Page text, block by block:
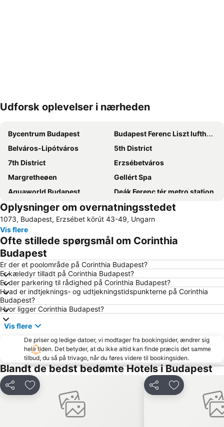
Udvid kort
Udforsk oplevelser i nærheden
Bycentrum Budapest
Budapest Ferenc Liszt lufthavn
Belváros-Lipótváros
5th District
7th District
Erzsébetváros
Margretheøen
Gellért Spa
Aquaworld Budapest
Deák Ferenc tér metro station
Keleti togstation
6th District
Váci utca
Buda Slot
Budapest Christmas Market
Széchenyi Spa
Det Ungarske Parlament
Hungaroring
Astoria metro station
Den Ungarske Statsopera
Chain Bridge
Buda Castle
Blaha Lujza tér metro station
Puskás Ferenc stadion
Ferencváros
8th District
Formula 1 Hungarian Grand Prix
Erzsebet Square
Easter Market on Vörösmarty tér
Józsefváros
Budapesti M1 Metro Line
Terézváros
Andrássy boulevard
St. Stefans Basilika
Det Ungarske Nationalmuseum
Kálvin tér metro station
Oplysninger om overnatningsstedet
1073, Budapest, Erzsébet körút 43-49, Ungarn
Vis flere
Ofte stillede spørgsmål om Corinthia
Budapest
Er der et poolområde på Corinthia Budapest?
Er kæledyr tilladt på Corinthia Budapest?
Er der parkering til rådighed på Corinthia Budapest?
Hvad er indtjeknings- og udtjekningstidspunkterne på Corinthia
Budapest?
Hvor ligger Corinthia Budapest?
Vis flere
De priser og ledige datoer, vi modtager fra bookingsider, ændrer sig
hele tiden. Det betyder, at du ikke altid kan finde præcis det samme
tilbud, du så på trivago, når du føres videre til bookingsiden.
Blandt de bedst bedømte Hotels i Budapest
Del Føj til favoritter Del Føj til